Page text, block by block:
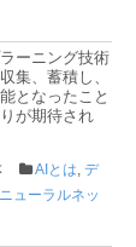
ーニング技術
集、蓄積し、
となったこと
が期待され
AIとは ,デ
ニューラルネッ